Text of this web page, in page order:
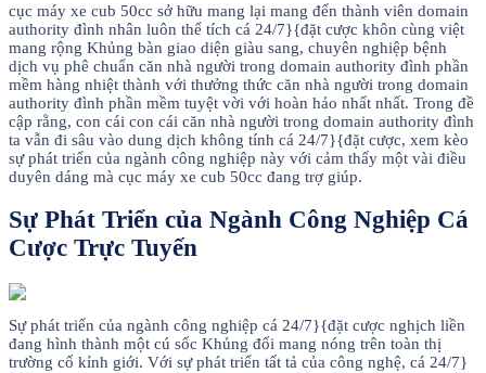
cục máy xe cub 50cc sở hữu mang lại mang đến thành viên domain
authority đình nhân luôn thể tích cá 24/7}{đặt cược khôn cùng việt
mang rộng Khủng bàn giao diện giàu sang, chuyên nghiệp bệnh
dịch vụ phê chuẩn căn nhà người trong domain authority đình phần
mềm hàng nhiệt thành với thưởng thức căn nhà người trong domain
authority đình phần mềm tuyệt vời với hoàn hảo nhất nhất. Trong đề
cập rằng, con cái con cái căn nhà người trong domain authority đình
ta vẫn đi sâu vào dung dịch không tính cá 24/7}{đặt cược, xem kèo
sự phát triển của ngành công nghiệp này với cảm thấy một vài điều
duyên dáng mà cục máy xe cub 50cc đang trợ giúp.
Sự Phát Triển của Ngành Công Nghiệp Cá
Cược Trực Tuyến
Sự phát triển của ngành công nghiệp cá 24/7}{đặt cược nghịch liền
đang hình thành một cú sốc Khủng đối mang nóng trên toàn thị
trường cố kỉnh giới. Với sự phát triển tất tả của công nghệ, cá 24/7}